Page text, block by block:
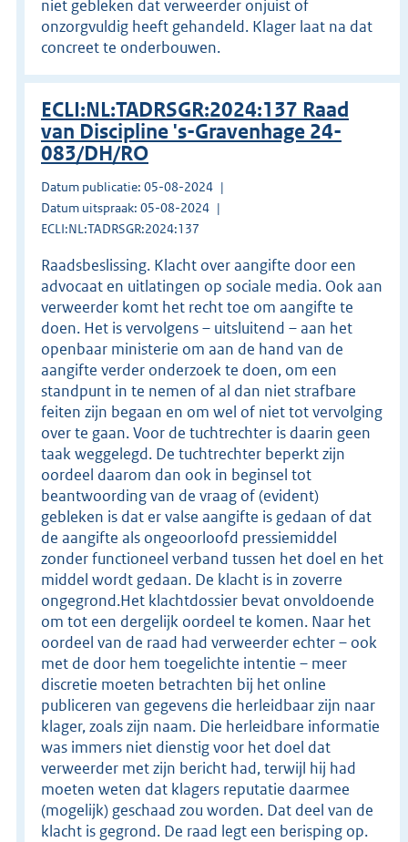
niet gebleken dat verweerder onjuist of
onzorgvuldig heeft gehandeld. Klager laat na dat
concreet te onderbouwen.
ECLI:NL:TADRSGR:2024:137 Raad
van Discipline 's-Gravenhage 24-
083/DH/RO
Datum publicatie: 05-08-2024
Datum uitspraak: 05-08-2024
ECLI:NL:TADRSGR:2024:137
Raadsbeslissing. Klacht over aangifte door een
advocaat en uitlatingen op sociale media. Ook aan
verweerder komt het recht toe om aangifte te
doen. Het is vervolgens – uitsluitend – aan het
openbaar ministerie om aan de hand van de
aangifte verder onderzoek te doen, om een
standpunt in te nemen of al dan niet strafbare
feiten zijn begaan en om wel of niet tot vervolging
over te gaan. Voor de tuchtrechter is daarin geen
taak weggelegd. De tuchtrechter beperkt zijn
oordeel daarom dan ook in beginsel tot
beantwoording van de vraag of (evident)
gebleken is dat er valse aangifte is gedaan of dat
de aangifte als ongeoorloofd pressiemiddel
zonder functioneel verband tussen het doel en het
middel wordt gedaan. De klacht is in zoverre
ongegrond.Het klachtdossier bevat onvoldoende
om tot een dergelijk oordeel te komen. Naar het
oordeel van de raad had verweerder echter – ook
met de door hem toegelichte intentie – meer
discretie moeten betrachten bij het online
publiceren van gegevens die herleidbaar zijn naar
klager, zoals zijn naam. Die herleidbare informatie
was immers niet dienstig voor het doel dat
verweerder met zijn bericht had, terwijl hij had
moeten weten dat klagers reputatie daarmee
(mogelijk) geschaad zou worden. Dat deel van de
klacht is gegrond. De raad legt een berisping op.